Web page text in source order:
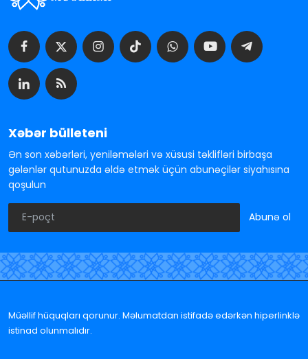
Xəbər bülleteni
Ən son xəbərləri, yeniləmələri və xüsusi təklifləri birbaşa
gələnlər qutunuzda əldə etmək üçün abunəçilər siyahısına
qoşulun
Abunə ol
Müəllif hüquqları qorunur. Məlumatdan istifadə edərkən hiperlinklə
istinad olunmalıdır.